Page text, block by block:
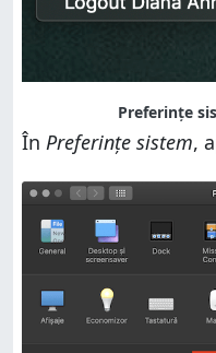
Preferințe
În Preferințe sistem,